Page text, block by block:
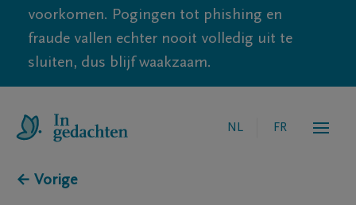
voorkomen. Pogingen tot phishing en
fraude vallen echter nooit volledig uit te
sluiten, dus blijf waakzaam.
NL FR
← Vorige